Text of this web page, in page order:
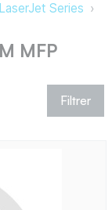
Series
MFP
Filtrer